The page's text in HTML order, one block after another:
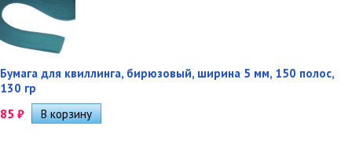
Бумага для квиллинга, бирюзовый, ширина 5 мм, 150 полос,
130 гр
85 ₽